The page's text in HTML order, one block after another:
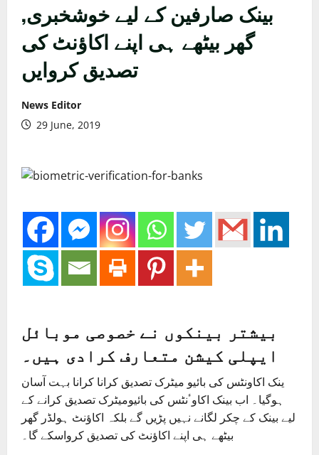
بینک صارفین کے لیے خوشخبری,
گھر بیٹھے ہی اپنے اکاؤنٹ کی
تصدیق کروایں
News Editor
29 June, 2019
بیشتر بینکوں نے خصوصی موبائل
ایپلی کیشن متعارف کرادی ہیں۔
ینک اکاونٹس کی بائیو میٹرک تصدیق کرانا کرانا بہت آسان
ہوگیا۔ اب بینک اکاوٴنٹس کی بائیومیٹرک تصدیق کرانے کے
لیے بینک کے چکر لگانے نہیں پڑیں گے بلکہ اکاؤنٹ ہولڈر گھر
بیٹھے ہی اپنے اکاؤنٹ کی تصدیق کرواسکے گا۔